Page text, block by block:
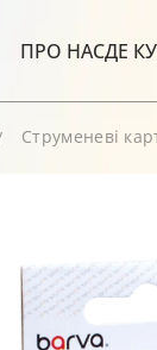
ПРО НАСДЕ
Струменеві